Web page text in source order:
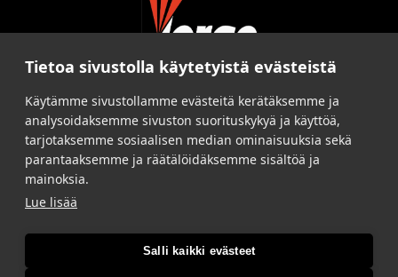
Tietoa sivustolla käytetyistä evästeistä
Käytämme sivustollamme evästeitä kerätäksemme ja
analysoidaksemme sivuston suorituskykyä ja käyttöä,
tarjotaksemme sosiaalisen median ominaisuuksia sekä
parantaaksemme ja räätälöidäksemme sisältöä ja
mainoksia.
Lue lisää
Salli kaikki evästeet